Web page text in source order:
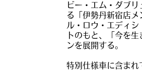
ビー・エム・ダブ
る「伊勢丹新宿店メ
ル・ロウ・エディシ
トのもと、「今を
ンを展開する。
特別仕様車に含まれ